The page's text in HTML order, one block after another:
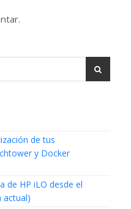
de tus
y Docker
de HP iLO desde el
actual)